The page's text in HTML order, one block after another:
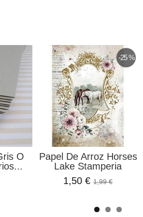
-15 %
Artis...
-17 %
Tela De Encuadernar
Lunares, Patio...
4,99 €5,99 €